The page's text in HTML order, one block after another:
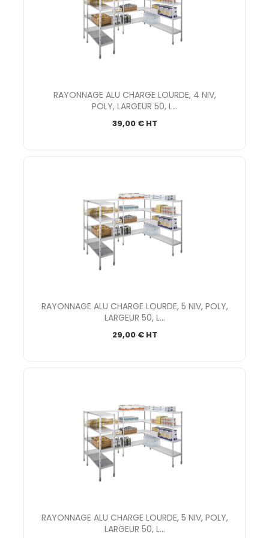
RAYONNAGE ALU CHARGE LOURDE, 4 NIV,
POLY, LARGEUR 50, L...
39,00 € HT
RAYONNAGE ALU CHARGE LOURDE, 5 NIV, POLY,
LARGEUR 50, L...
29,00 € HT
RAYONNAGE ALU CHARGE LOURDE, 5 NIV, POLY,
LARGEUR 50, L...